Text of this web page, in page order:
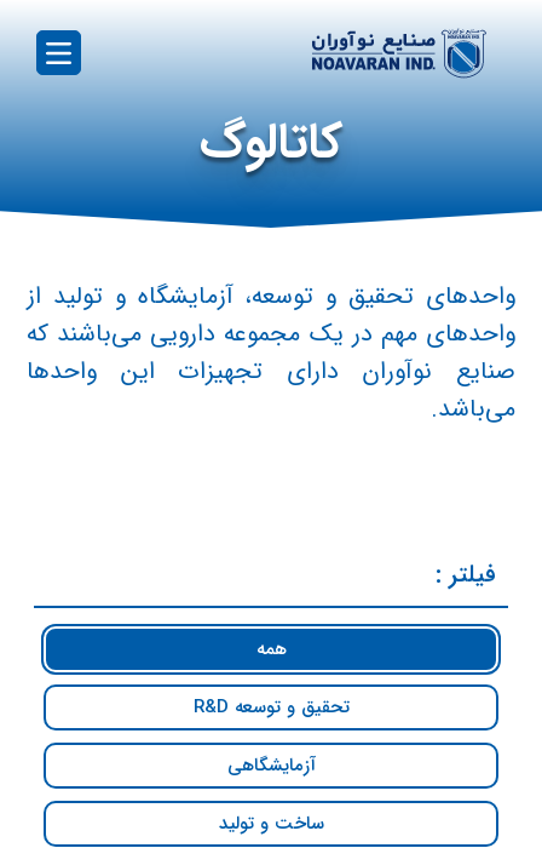
کاتالوگ
واحدهای تحقیق و توسعه، آزمایشگاه و تولید از
واحدهای مهم در یک مجموعه دارویی می‌باشند که
صنایع نوآوران دارای تجهیزات این واحدها
می‌باشد.
فیلتر :
همه
تحقیق و توسعه R&D
آزمایشگاهی
ساخت و تولید